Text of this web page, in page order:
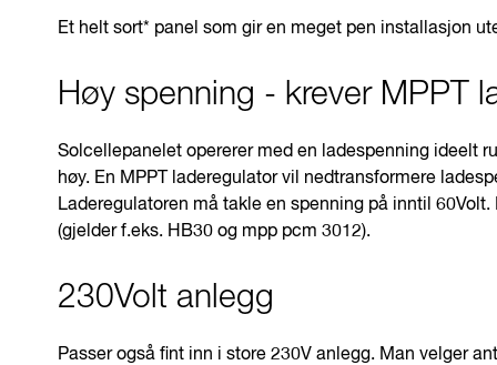
galleriet
Et helt sort* panel som gir en meget pen installasjon
Høy spenning - krever MPPT
Solcellepanelet opererer med en ladespenning ideelt
høy. En MPPT laderegulator vil nedtransformere
Laderegulatoren må takle en spenning på inntil
(gjelder f.eks. HB30 og mpp pcm 3012).
230Volt anlegg
Passer også fint inn i store 230V anlegg. Man velger